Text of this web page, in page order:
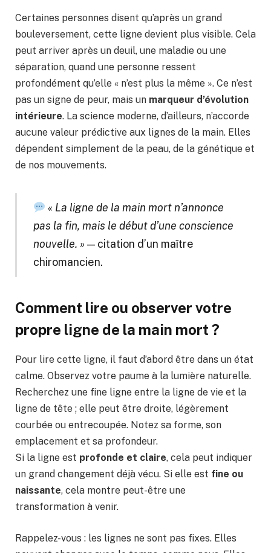
Certaines personnes disent qu’après un grand
bouleversement, cette ligne devient plus visible. Cela
peut arriver après un deuil, une maladie ou une
séparation, quand une personne ressent
profondément qu’elle « n’est plus la même ». Ce n’est
pas un signe de peur, mais un marqueur d’évolution
intérieure. La science moderne, d’ailleurs, n’accorde
aucune valeur prédictive aux lignes de la main. Elles
dépendent simplement de la peau, de la génétique et
de nos mouvements.
« La ligne de la main mort n’annonce
pas la fin, mais le début d’une conscience
nouvelle. » — citation d’un maître
chiromancien.
Comment lire ou observer votre
propre ligne de la main mort ?
Pour lire cette ligne, il faut d’abord être dans un état
calme. Observez votre paume à la lumière naturelle.
Recherchez une fine ligne entre la ligne de vie et la
ligne de tête ; elle peut être droite, légèrement
courbée ou entrecoupée. Notez sa forme, son
emplacement et sa profondeur.
Si la ligne est profonde et claire, cela peut indiquer
un grand changement déjà vécu. Si elle est fine ou
naissante, cela montre peut-être une
transformation à venir.
Rappelez-vous : les lignes ne sont pas fixes. Elles